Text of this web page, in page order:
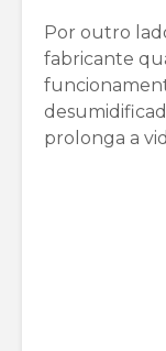
Por outro
fabricante
prolonga a